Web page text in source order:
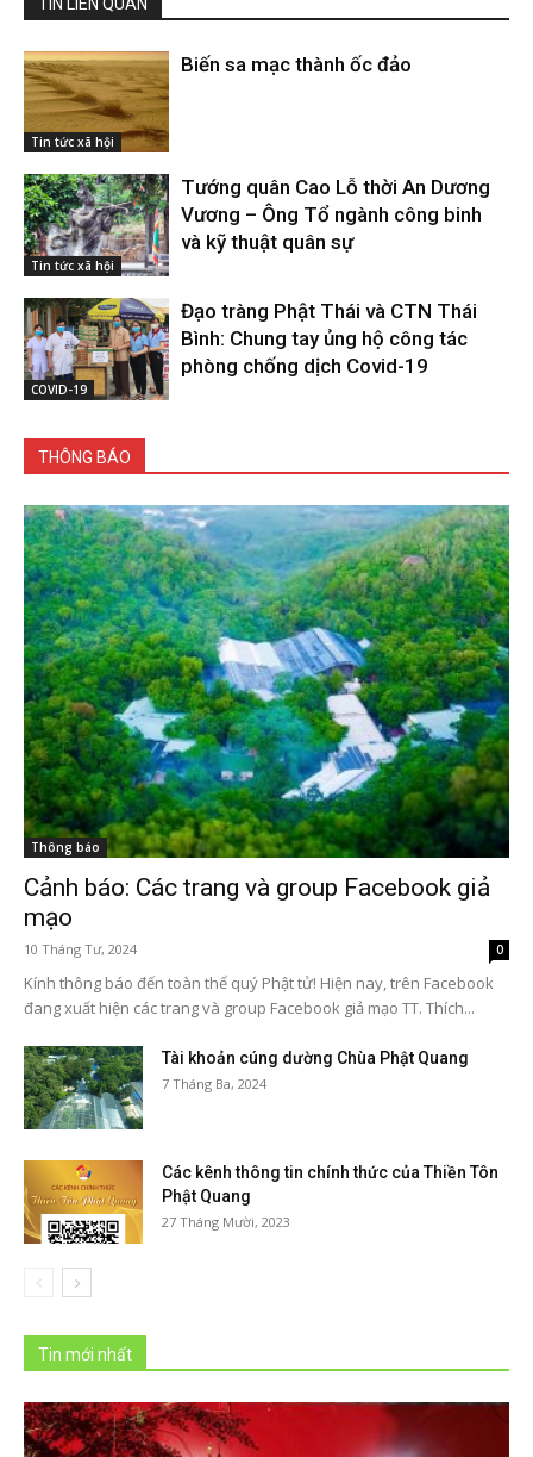
Tin tức xã hội
Biến sa mạc thành ốc đảo
Tin tức xã hội
Tướng quân Cao Lỗ thời An Dương
Vương – Ông Tổ ngành công binh
và kỹ thuật quân sự
COVID-19
Đạo tràng Phật Thái và CTN Thái
Bình: Chung tay ủng hộ công tác
phòng chống dịch Covid-19
THÔNG BÁO
Thông báo
Cảnh báo: Các trang và group Facebook giả
mạo
10 Tháng Tư, 2024 0
Kính thông báo đến toàn thể quý Phật tử! Hiện nay, trên Facebook
đang xuất hiện các trang và group Facebook giả mạo TT. Thích...
Tài khoản cúng dường Chùa Phật Quang
7 Tháng Ba, 2024
Các kênh thông tin chính thức của Thiền Tôn
Phật Quang
27 Tháng Mười, 2023
Tin mới nhất